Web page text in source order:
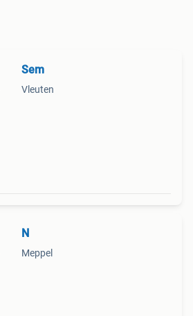
Sem
Vleuten
N
Meppel